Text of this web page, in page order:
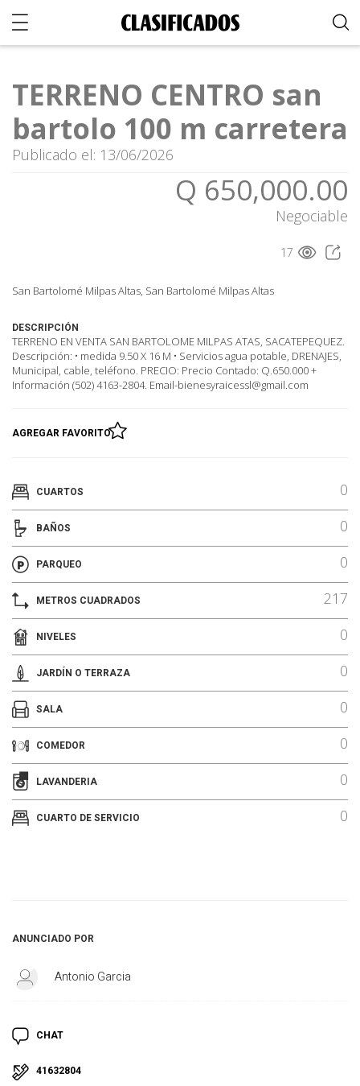
TERRENO CENTRO san
bartolo 100 m carretera
Publicado el: 13/06/2026
Q 650,000.00
Negociable
17
San Bartolomé Milpas Altas, San Bartolomé Milpas Altas
DESCRIPCIÓN
TERRENO EN VENTA SAN BARTOLOME MILPAS ATAS, SACATEPEQUEZ.
Descripción: • medida 9.50 X 16 M • Servicios agua potable, DRENAJES,
Municipal, cable, teléfono. PRECIO: Precio Contado: Q.650.000 +
Información (502) 4163-2804. Email-bienesyraicessl@gmail.com
AGREGAR FAVORITO
CUARTOS 0
BAÑOS 0
PARQUEO 0
METROS CUADRADOS 217
NIVELES 0
JARDÍN O TERRAZA 0
SALA 0
COMEDOR 0
LAVANDERIA 0
CUARTO DE SERVICIO 0
ANUNCIADO POR
Antonio Garcia
CHAT
41632804